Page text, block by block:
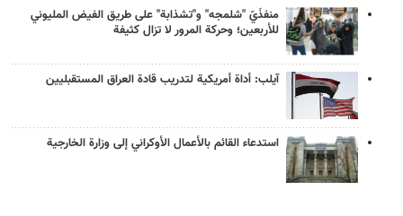
منفذَيّ "شلمجه" و"تشذابة" على طريق الفيض المليوني
للأربعين؛ وحركة المرور لا تزال كثيفة
آيلب: أداة أمريكية لتدريب قادة العراق المستقبليين
استدعاء القائم بالأعمال الأوكراني إلى وزارة الخارجية